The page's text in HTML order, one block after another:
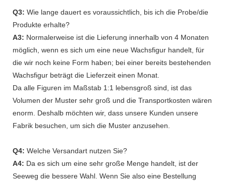
Q3: Wie lange dauert es voraussichtlich, bis ich die Probe/die
Produkte erhalte?
A3: Normalerweise ist die Lieferung innerhalb von 4 Monaten
möglich, wenn es sich um eine neue Wachsfigur handelt, für
die wir noch keine Form haben; bei einer bereits bestehenden
Wachsfigur beträgt die Lieferzeit einen Monat.
Da alle Figuren im Maßstab 1:1 lebensgroß sind, ist das
Volumen der Muster sehr groß und die Transportkosten wären
enorm. Deshalb möchten wir, dass unsere Kunden unsere
Fabrik besuchen, um sich die Muster anzusehen.
Q4: Welche Versandart nutzen Sie?
A4: Da es sich um eine sehr große Menge handelt, ist der
Seeweg die bessere Wahl. Wenn Sie also eine Bestellung